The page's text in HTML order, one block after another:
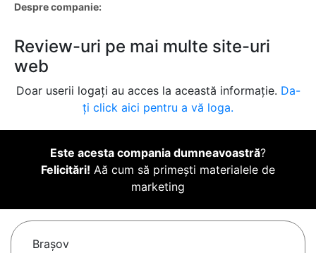
Despre companie:
Review-uri pe mai multe site-uri
web
Doar userii logați au acces la această informație. Da-
ți click aici pentru a vă loga.
Este acesta compania dumneavoastră?
Felicitări! Aă cum să primești materialele de
marketing
Braşov